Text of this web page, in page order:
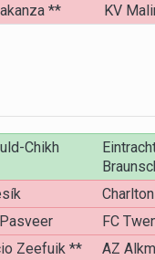
**
KV
Chikh
FC
Zeefuik **
AZ